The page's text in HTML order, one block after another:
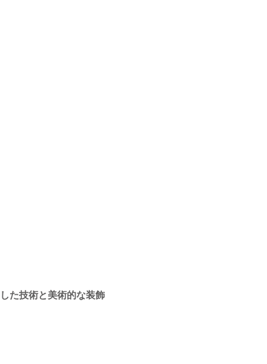
た技術と美術的な装飾